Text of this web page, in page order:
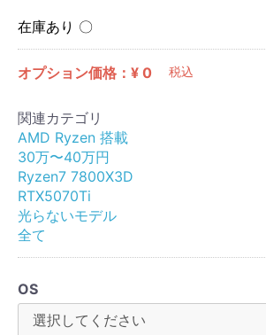
在庫あり 〇
オプション価格：¥ 0 税込
関連カテゴリ
AMD Ryzen 搭載
30万〜40万円
Ryzen7 7800X3D
RTX5070Ti
光らないモデル
全て
OS